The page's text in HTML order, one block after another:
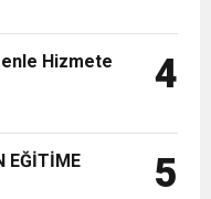
Hizmete
4
EĞİTİME
5